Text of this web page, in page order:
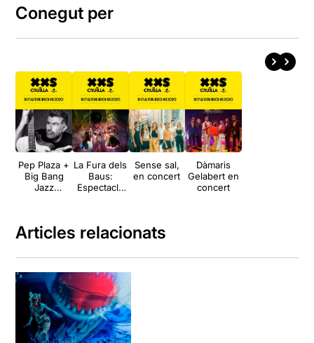
Conegut per
Pep Plaza +
Big Bang
Jazz
La Fura dels
Baus:
Espectacle
Sense sal,
en concert
Dàmaris
Gelabert en
concert
Articles relacionats